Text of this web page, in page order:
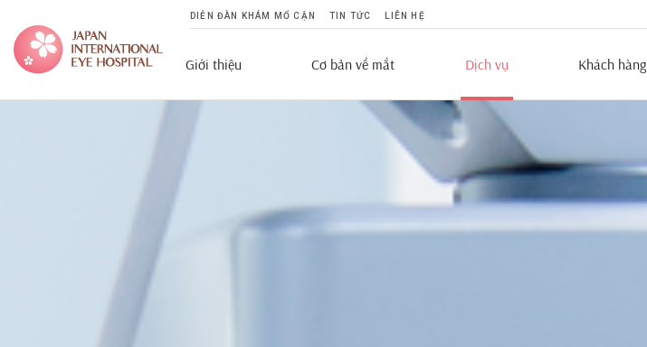
DIỄN ĐÀN KHÁM MỔ CẬN TIN TỨC LIÊN HỆ
Giới thiệu Cơ bản về mắt Dịch vụ Khách hàng